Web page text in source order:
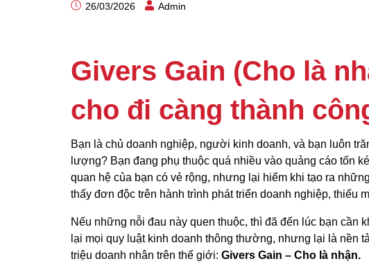
26/03/2026 Admin
Givers Gain (Cho là
cho đi càng thành
Bạn là chủ doanh nghiệp, người kinh doanh, và bạn luôn
lượng? Bạn đang phụ thuộc quá nhiều vào quảng cáo tốn
quan hệ của bạn có vẻ rộng, nhưng lại hiếm khi tạo ra
thấy đơn độc trên hành trình phát triển doanh nghiệp, thiếu
Nếu những nỗi đau này quen thuộc, thì đã đến lúc bạn cần
lại mọi quy luật kinh doanh thông thường, nhưng lại là nền
triệu doanh nhân trên thế giới: Givers Gain – Cho là nhận.